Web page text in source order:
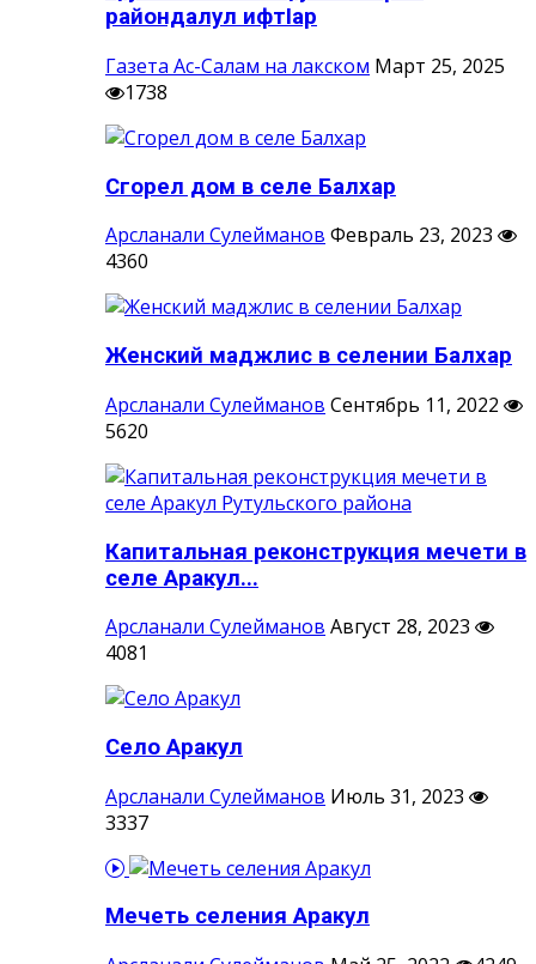
райондалул ифтIар
Газета Ас-Салам на лакском Март 25, 2025
1738
Сгорел дом в селе Балхар
Арсланали Сулейманов Февраль 23, 2023
4360
Женский маджлис в селении Балхар
Арсланали Сулейманов Сентябрь 11, 2022
5620
Капитальная реконструкция мечети в
селе Аракул...
Арсланали Сулейманов Август 28, 2023
4081
Село Аракул
Арсланали Сулейманов Июль 31, 2023
3337
Мечеть селения Аракул